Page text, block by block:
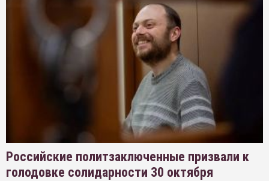
Российские политзаключенные призвали к
голодовке солидарности 30 октября